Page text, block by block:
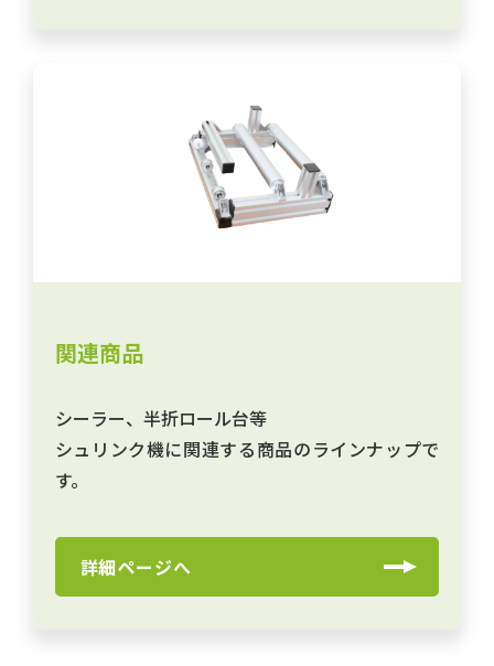
関連商品
シーラー、半折ロール台等
シュリンク機に関連する商品のラインナップで
す。
詳細ページへ